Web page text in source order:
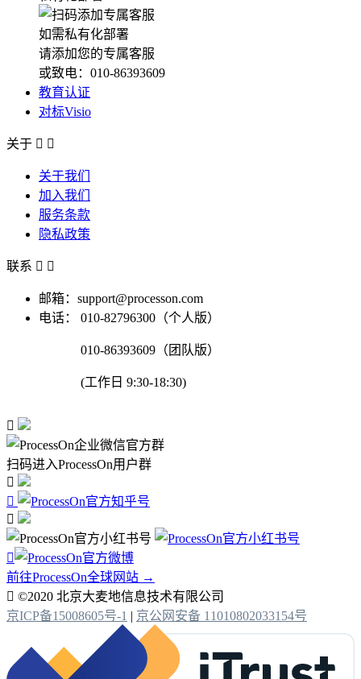
如需私有化部署
请添加您的专属客服
或致电：010-86393609
教育认证
对标Visio
关于  
关于我们
加入我们
服务条款
隐私政策
联系  
邮箱：support@processon.com
电话：
010-82796300（个人版）
010-86393609（团队版）
(工作日 9:30-18:30)

扫码进入ProcessOn用户群




前往ProcessOn全球网站 →
 ©2020 北京大麦地信息技术有限公司
京ICP备15008605号-1 | 京公网安备 11010802033154号